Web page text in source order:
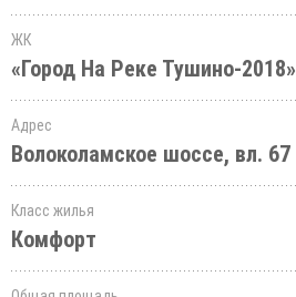
ЖК
«Город На Реке Тушино-2018»
Адрес
Волоколамское шоссе, вл. 67
Класс жилья
Комфорт